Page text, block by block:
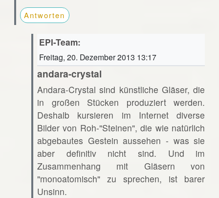
Antworten
EPI-Team:
Freitag, 20. Dezember 2013 13:17
andara-crystal
Andara-Crystal sind künstliche Gläser, die
in großen Stücken produziert werden.
Deshalb kursieren im Internet diverse
Bilder von Roh-"Steinen", die wie natürlich
abgebautes Gestein aussehen - was sie
aber definitiv nicht sind. Und im
Zusammenhang mit Gläsern von
"monoatomisch" zu sprechen, ist barer
Unsinn.